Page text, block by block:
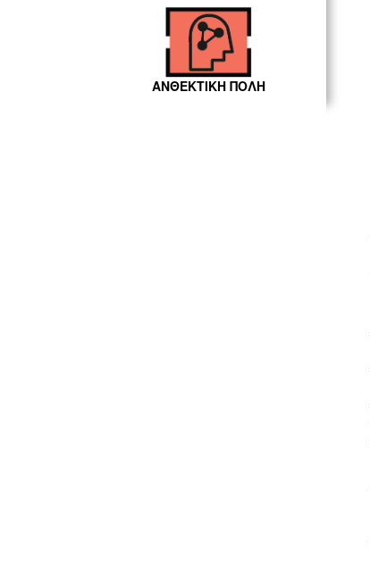
ΑΝΘΕΚΤΙΚΗ ΠΟΛΗ